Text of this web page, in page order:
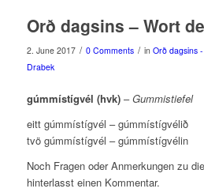
Orð dagsins – Wort
2. June 2017 / 0 Comments / in Orð dagsins
Drabek
gúmmístígvél (hvk) –Gummistiefel
eitt gúmmístígvél – gúmmístígvélið
tvö gúmmístígvél – gúmmístígvélin
Noch Fragen oder Anmerkungen zu
hinterlasst einen Kommentar.